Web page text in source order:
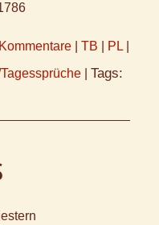
Kommentare TB PL
Tags: